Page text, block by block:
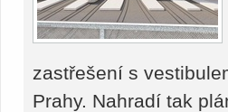
zastřešení s
Prahy. Nahradí tak